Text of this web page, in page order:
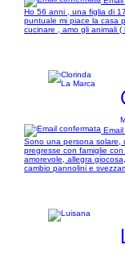
Ho 56 anni , una figlia di
puntuale mi piace la casa
cucinare , amo gli animali
Sono una persona solare,
pregresse con famiglie
amorevole, allegra
cambio pannolini e